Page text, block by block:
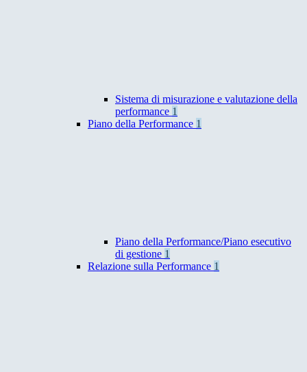
Sistema di misurazione e valutazione della
performance 1
Piano della Performance 1
Piano della Performance/Piano esecutivo
di gestione 1
Relazione sulla Performance 1